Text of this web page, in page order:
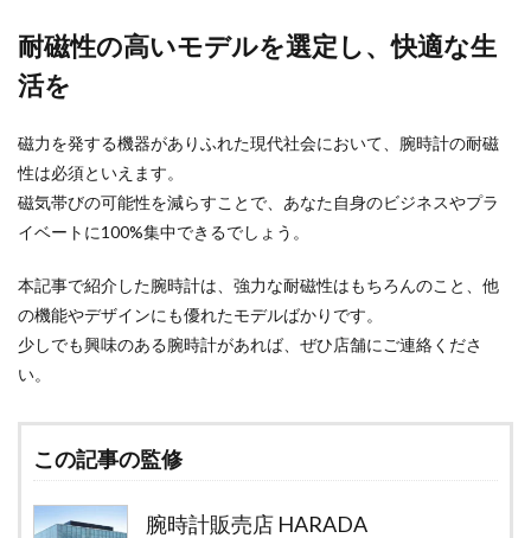
耐磁性の高いモデルを選定し、快適な生
活を
磁力を発する機器がありふれた現代社会において、腕時計の耐磁
性は必須といえます。
磁気帯びの可能性を減らすことで、あなた自身のビジネスやプラ
イベートに100%集中できるでしょう。
本記事で紹介した腕時計は、強力な耐磁性はもちろんのこと、他
の機能やデザインにも優れたモデルばかりです。
少しでも興味のある腕時計があれば、ぜひ店舗にご連絡くださ
い。
この記事の監修
腕時計販売店 HARADA